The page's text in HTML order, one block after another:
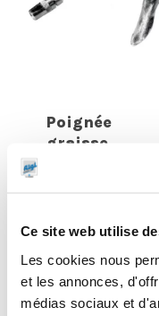
Ce site web utilise
Les cookies nous
et les annonces,
médias sociaux et
Poignée
graisse